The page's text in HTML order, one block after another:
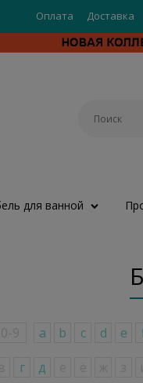
Оплата Доставка
для ванной
a b c d e
г д